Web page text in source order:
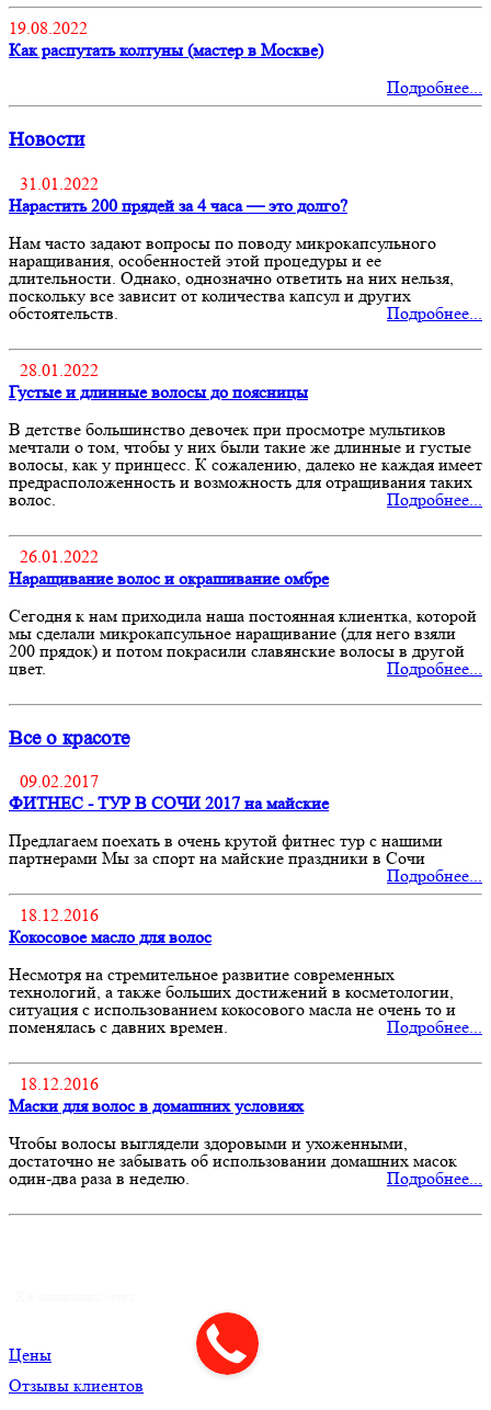
19.08.2022
Как распутать колтуны (мастер в Москве)
Подробнее...
Новости
31.01.2022
Нарастить 200 прядей за 4 часа — это долго?
Нам часто задают вопросы по поводу микрокапсульного
наращивания, особенностей этой процедуры и ее
длительности. Однако, однозначно ответить на них нельзя,
поскольку все зависит от количества капсул и других
обстоятельств.
Подробнее...
28.01.2022
Густые и длинные волосы до поясницы
В детстве большинство девочек при просмотре мультиков
мечтали о том, чтобы у них были такие же длинные и густые
волосы, как у принцесс. К сожалению, далеко не каждая имеет
предрасположенность и возможность для отращивания таких
волос.
Подробнее...
26.01.2022
Наращивание волос и окрашивание омбре
Сегодня к нам приходила наша постоянная клиентка, которой
мы сделали микрокапсульное наращивание (для него взяли
200 прядок) и потом покрасили славянские волосы в другой
цвет.
Подробнее...
Все о красоте
09.02.2017
ФИТНЕС - ТУР В СОЧИ 2017 на майские
Предлагаем поехать в очень крутой фитнес тур с нашими
партнерами Мы за спорт на майские праздники в Сочи
Подробнее...
18.12.2016
Кокосовое масло для волос
Несмотря на стремительное развитие современных
технологий, а также больших достижений в косметологии,
ситуация с использованием кокосового масла не очень то и
поменялась с давних времен.
Подробнее...
18.12.2016
Маски для волос в домашних условиях
Чтобы волосы выглядели здоровыми и ухоженными,
достаточно не забывать об использовании домашних масок
один-два раза в неделю.
Подробнее...
Цены
Отзывы клиентов